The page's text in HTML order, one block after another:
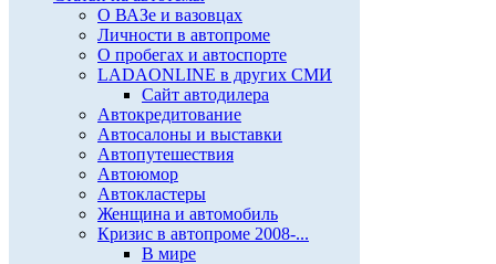
О ВАЗе и вазовцах
Личности в автопроме
О пробегах и автоспорте
LADAONLINE в других СМИ
Сайт автодилера
Автокредитование
Автосалоны и выставки
Автопутешествия
Автоюмор
Автокластеры
Женщина и автомобиль
Кризис в автопроме 2008-...
В мире